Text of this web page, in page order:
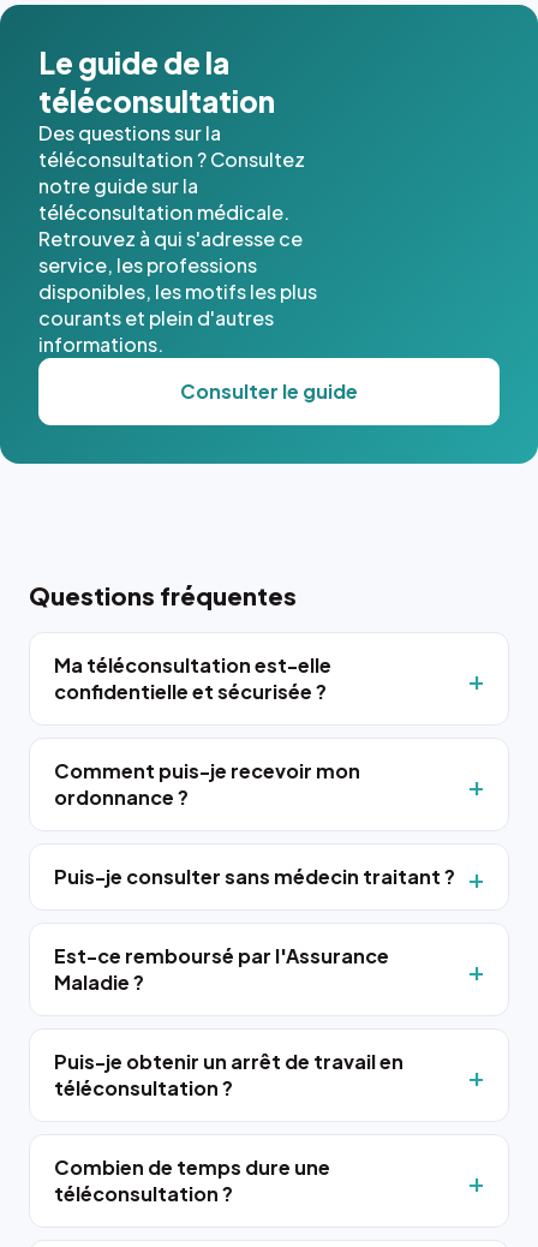
Le guide de la
téléconsultation
Des questions sur la
téléconsultation ? Consultez
notre guide sur la
téléconsultation médicale.
Retrouvez à qui s'adresse ce
service, les professions
disponibles, les motifs les plus
courants et plein d'autres
informations.
Consulter le guide
Questions fréquentes
Ma téléconsultation est-elle
confidentielle et sécurisée ?
Comment puis-je recevoir mon
ordonnance ?
Puis-je consulter sans médecin traitant ?
Est-ce remboursé par l'Assurance
Maladie ?
Puis-je obtenir un arrêt de travail en
téléconsultation ?
Combien de temps dure une
téléconsultation ?